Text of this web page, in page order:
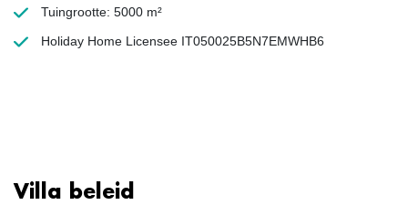
Tuingrootte: 5000 m²
Holiday Home Licensee IT050025B5N7EMWHB6
Villa beleid